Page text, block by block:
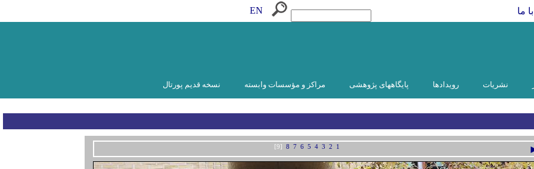
ما EN
نشریات رویدادها پایگاههای پژوهشی مراکز و مؤسسات وابسته نسخه قدیم پورتال
1
2
3
4
5
6
7
8
[9]